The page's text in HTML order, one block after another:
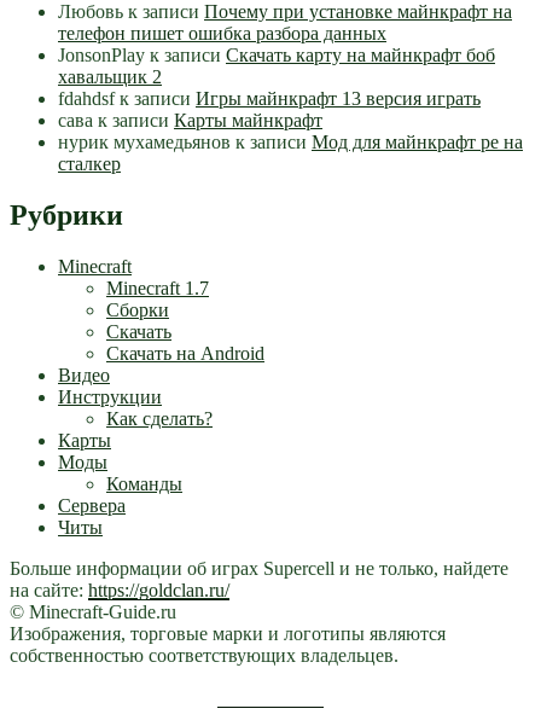
Любовь к записи Почему при установке майнкрафт на
телефон пишет ошибка разбора данных
JonsonPlay к записи Скачать карту на майнкрафт боб
хавальщик 2
fdahdsfк записи Игры майнкрафт 13 версия играть
сава к записи Карты майнкрафт
нурик мухамедьянов к записи Мод для майнкрафт pe на
сталкер
Рубрики
Minecraft
Minecraft 1.7
Сборки
Скачать
Скачать на Android
Видео
Инструкции
Как сделать?
Карты
Моды
Команды
Сервера
Читы
Больше информации об играх Supercell и не только, найдете
на сайте: https://goldclan.ru/
© Minecraft-Guide.ru
Изображения, торговые марки и логотипы являются
собственностью соответствующих владельцев.